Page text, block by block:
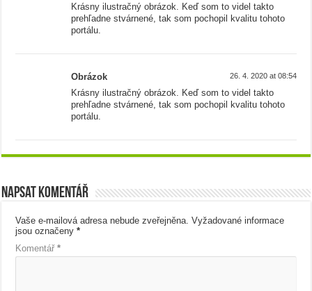
Krásny ilustračný obrázok. Keď som to videl takto
prehľadne stvárnené, tak som pochopil kvalitu tohoto
portálu.
Obrázok 26. 4. 2020 at 08:54
Krásny ilustračný obrázok. Keď som to videl takto
prehľadne stvárnené, tak som pochopil kvalitu tohoto
portálu.
Napsat komentář
Vaše e-mailová adresa nebude zveřejněna. Vyžadované informace
jsou označeny*
Komentář*